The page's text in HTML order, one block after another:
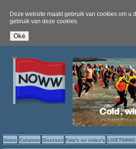
Deze website maakt gebruik van cookies om u
gebruik van deze cookies.
Home Columns Diversen Foto's en video's LIVETIMING